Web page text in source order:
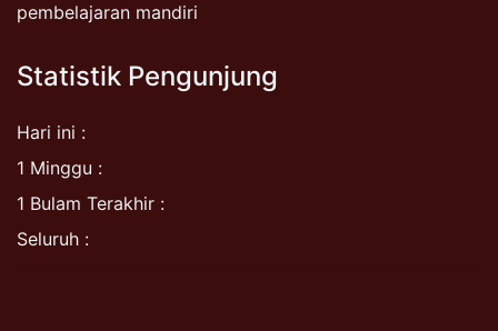
pembelajaran mandiri
Statistik Pengunjung
Hari ini :
1 Minggu :
1 Bulam Terakhir :
Seluruh :